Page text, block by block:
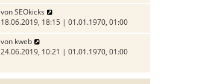
a
g
t
r
B
r
u
e
s
t
e
r
e
vonSEOkicks
e
u
s
e
18.06.2019, 18:15 | 01.01.1970, 01:00
von kweb
e
e
24.06.2019, 10:21 | 01.01.1970, 01:00